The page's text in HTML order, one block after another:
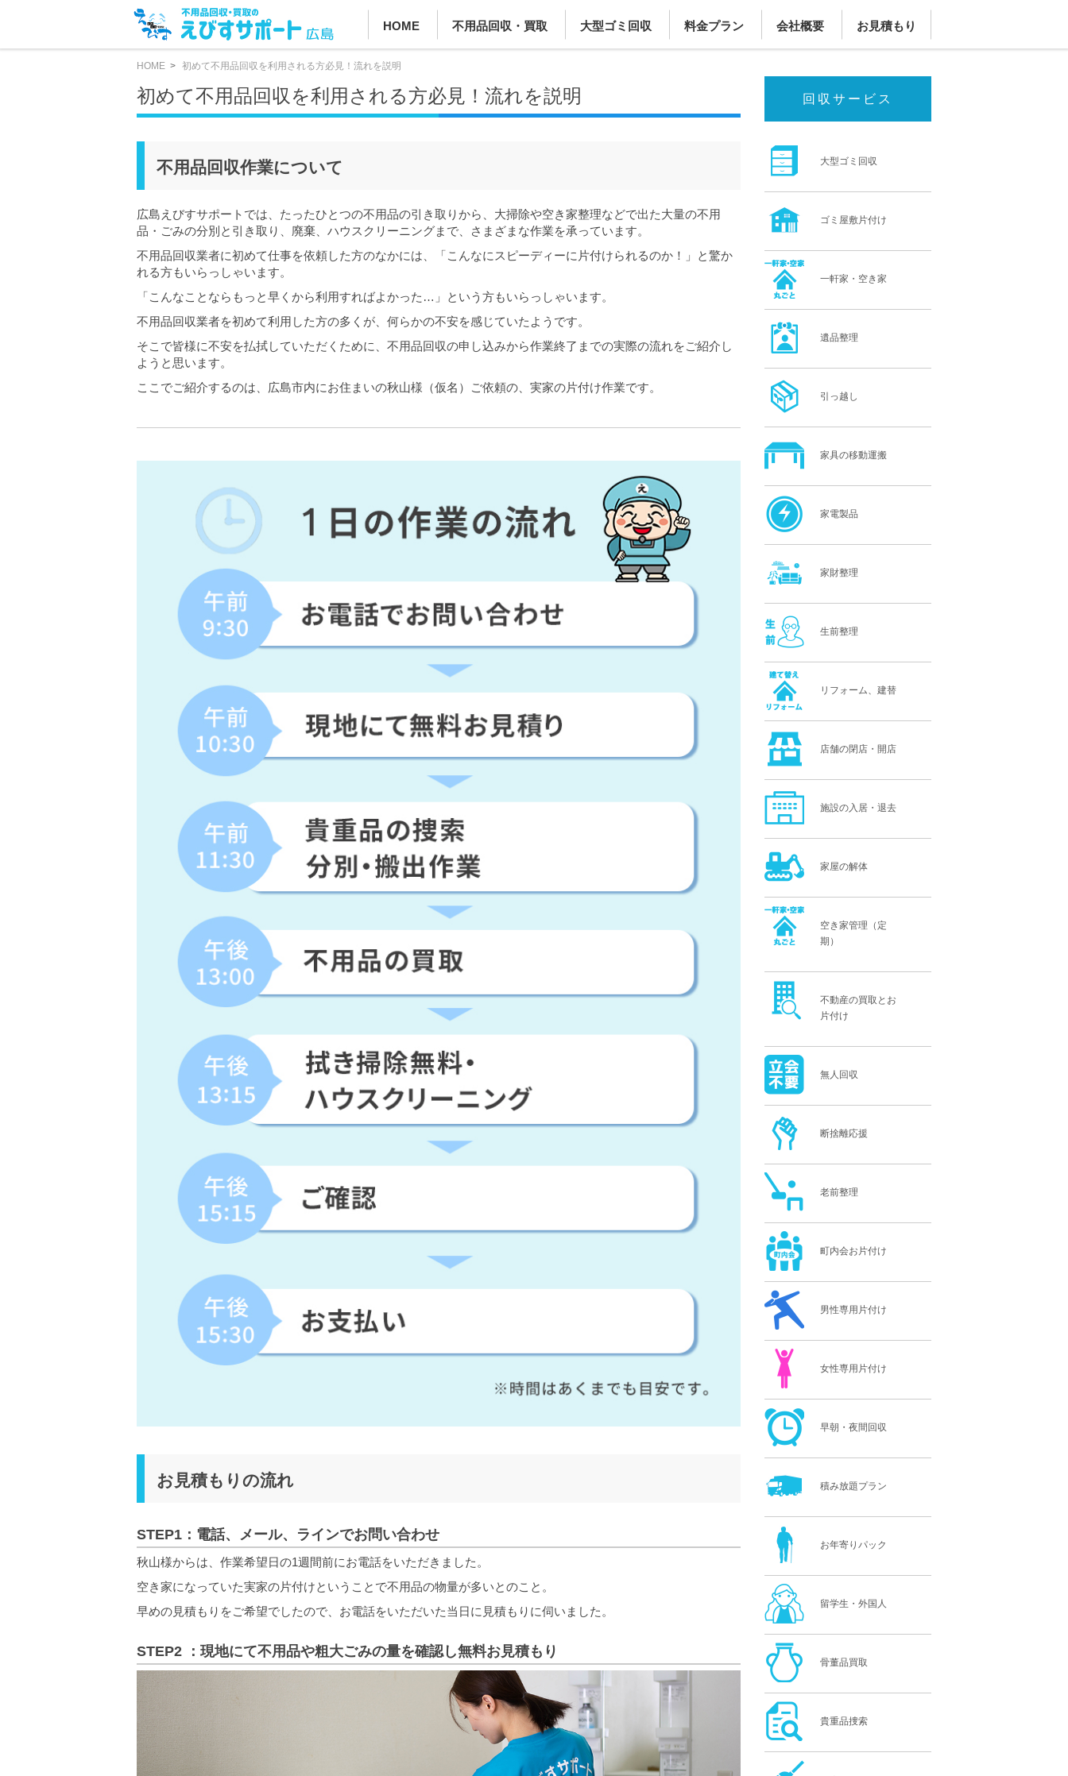
HOME 不用品回収・買取 大型ゴミ回収 料金プラン 会社概要 お見積もり
HOME 初めて不用品回収を利用される方必見！流れを説明
初めて不用品回収を利用される方必見！流れを説明
不用品回収作業について
広島えびすサポートでは、たったひとつの不用品の引き取りから、大掃除や空き家整理などで出た大量の不用
品・ごみの分別と引き取り、廃棄、ハウスクリーニングまで、さまざまな作業を承っています。
不用品回収業者に初めて仕事を依頼した方のなかには、「こんなにスピーディーに片付けられるのか！」と驚か
れる方もいらっしゃいます。
「こんなことならもっと早くから利用すればよかった…」という方もいらっしゃいます。
不用品回収業者を初めて利用した方の多くが、何らかの不安を感じていたようです。
そこで皆様に不安を払拭していただくために、不用品回収の申し込みから作業終了までの実際の流れをご紹介し
ようと思います。
ここでご紹介するのは、広島市内にお住まいの秋山様（仮名）ご依頼の、実家の片付け作業です。
お見積もりの流れ
STEP1：電話、メール、ラインでお問い合わせ
秋山様からは、作業希望日の1週間前にお電話をいただきました。
空き家になっていた実家の片付けということで不用品の物量が多いとのこと。
早めの見積もりをご希望でしたので、お電話をいただいた当日に見積もりに伺いました。
STEP2 ：現地にて不用品や粗大ごみの量を確認し無料お見積もり
回収サービス
大型ゴミ回収
ゴミ屋敷片付け
一軒家・空き家
遺品整理
引っ越し
家具の移動運搬
家電製品
家財整理
生前整理
リフォーム、建替
店舗の閉店・開店
施設の入居・退去
家屋の解体
空き家管理（定
期）
不動産の買取とお
片付け
無人回収
断捨離応援
老前整理
町内会お片付け
男性専用片付け
女性専用片付け
早朝・夜間回収
積み放題プラン
お年寄りパック
留学生・外国人
骨董品買取
貴重品捜索